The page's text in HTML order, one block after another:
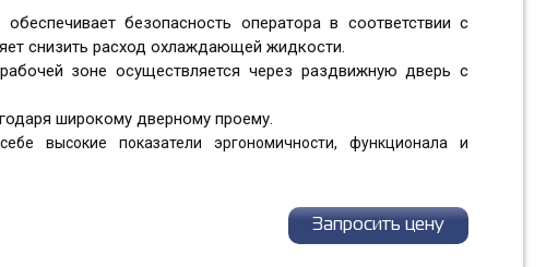
безопасность оператора в соответствии с
снизить расход охлаждающей жидкости.
зоне осуществляется через раздвижную дверь с
широкому дверному проему.
высокие показатели эргономичности, функционала и
Запросить цену